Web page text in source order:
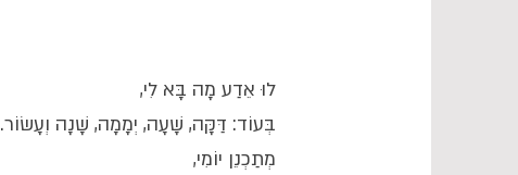
לוּ אֵדַע מָה בָּא לִי,
בְּעוֹד: דַּקָּה, שָׁעָה, יְמָמָה, שָׁנָה וְעָשׂוֹר.
מְתַכְנֵן יוֹמִי,